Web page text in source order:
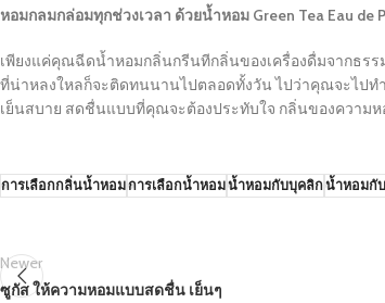
หอมกลมกล่อมทุกช่วงเวลา ด้วยน้ำหอม Green Tea Eau de
เพียงแค่คุณฉีดน้ำหอมกลิ่นกรีนทีกลิ่นของเครื่องดื่มจากธร
ที่น่าหลงใหลก็จะติดทนนานไปตลอดทั้งวัน ไปว่าคุณจะไป
เย็นสบาย สดชื่นแบบที่คุณจะต้องประทับใจ กลิ่นของควา
การเลือกกลิ่นน้ำหอมการเลือกน้ำหอมน้ำหอมกับบุคลิกน้ำหอมกั
Newer
ซูกัส ให้ความหอมแบบสดชื่น เย็นๆ